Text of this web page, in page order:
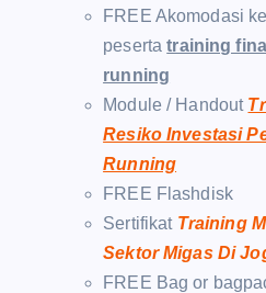
FREE Akomodasi
pesertatraining
running
Module / Handout
Resiko Investasi
Running
FREE Flashdisk
Sertifikat Training
Sektor Migas Di
FREE Bag or